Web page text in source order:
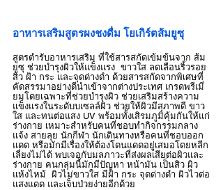
อาหารเสริมสูตรผงชงดื่ม โยเกิร์ตส้มยูซุ
สูตรตำรับอาหารเสริม ที่ใช้สารสกัดเข้มข้นจาก ส้ม
ยูซุ ช่วยบำรุงผิวให้แข็งแรง  ขาวใส ลดเลือนริ้วรอย
สิว ฝ้า กระ และจุดด่างดำ ด้วยสารสกัดจากพิเศษที่
คัดสรรมาอย่างดีนำเข้าจากต่างประเทศ เกรดพรีเมี่
ยมโดยเฉพาะที่ช่วยบำรุงผิว ช่วยเสริมสร้างความ
แข็งแรงในระดับบเซลล์ผิว ช่วยให้ผิวมีสุภาพดี ขาว
ใส และทนต่อแสง UV พร้อมทั้งเสิรมภูมิคุ้มกันให้แก่
ร่างกาย เหมาะสำหรับคนที่ชอบทำกิจกรรมกลาง
แจ้ง สายลุย นักกีฬา นักเดินทางหรือคนที่ชอบออก
แดด หรือมักมีเรื่องให้ต้องโดนแดดอยู่เสมอโดยหลีก
เลี่ยงไม่ได้ พบเจอกับมลภาวะที่ส่งผลเสียต่อผิวและ
ร่างกาย คนกลุ่มนี้มักมีปัญหา หน้ามัน เป็นสิว ผิว
แห้งไหม้  ผิวไม่ขาวใส มีฝ้า กระ จุดด่างดำ ผิวไวต่อ
แสงแดด และเจ็บป่วยง่ายอีกด้วย